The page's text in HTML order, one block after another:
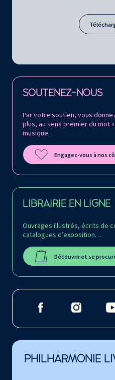
SOUTENEZ-NOUS
Par votre soutien, vous
plus, au sens premier du mot
musique.
Engagez-vous à nos
LIBRAIRIE EN LIGNE
Ouvrages illustrés, écrits de
catalogues d’exposition…
Découvrir et se
Retrouvez la Philharmonie de Paris
PHILHARMONIE